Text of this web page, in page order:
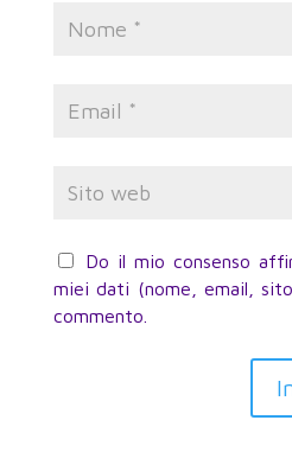
Do il mio consenso
miei dati (nome, email,
commento.